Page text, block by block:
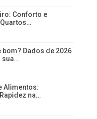
Conforto e
bom? Dados de 2026
sua…
Alimentos:
na…